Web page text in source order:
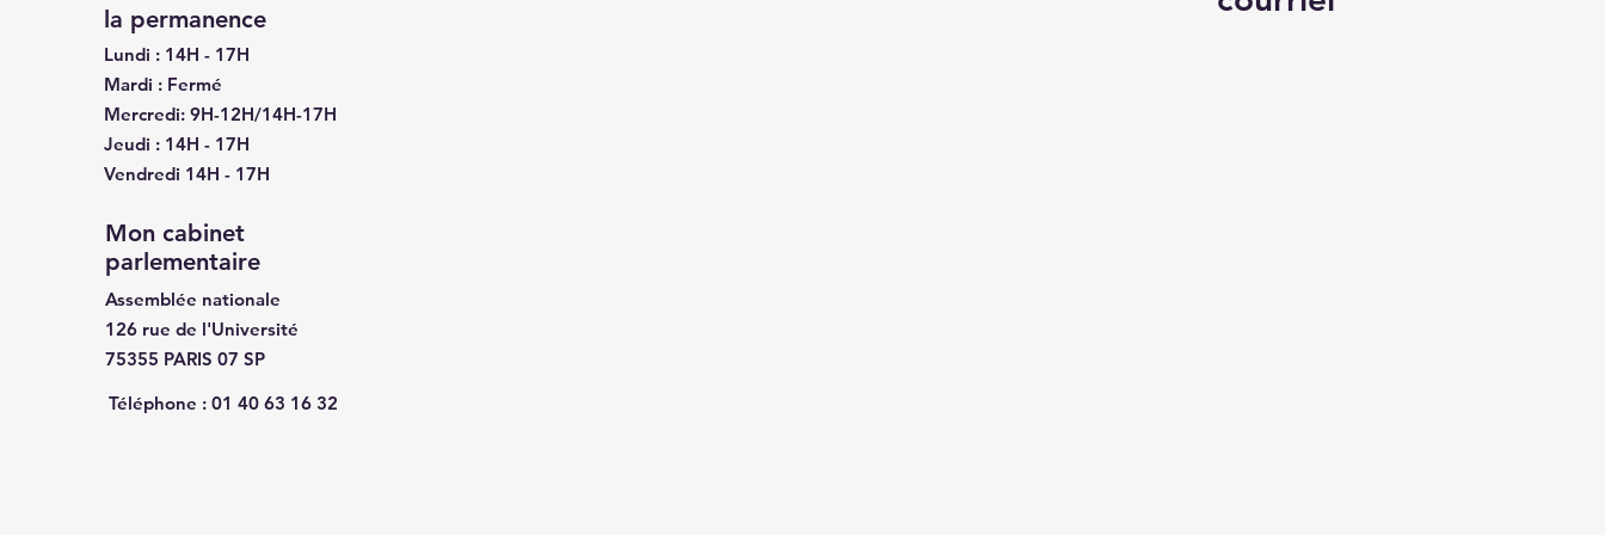
la permanence
Lundi : 14H - 17H
Mardi : Fermé
Mercredi: 9H-12H/14H-17H
Jeudi : 14H - 17H
Vendredi 14H - 17H
Mon cabinet
parlementaire
Assemblée nationale
126 rue de l'Université
75355 PARIS 07 SP
Téléphone : 01 40 63 16 32